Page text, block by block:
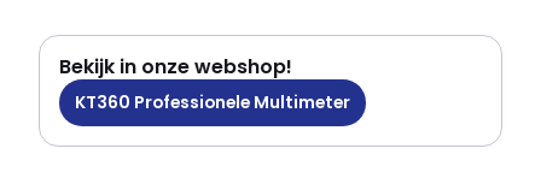
Bekijk in onze webshop!
KT360 Professionele Multimeter